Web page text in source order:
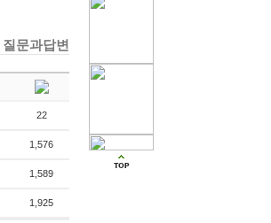
질문과답변
22
1,576
1,589
1,925